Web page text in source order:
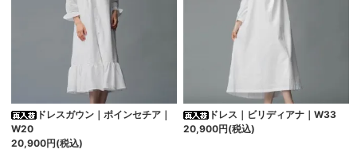
ドレスガウン｜ポインセチア｜
W20
20,900円(税込)
ドレス｜ビリディアナ｜W33
20,900円(税込)